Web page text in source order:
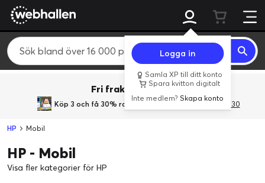
Logga in
Samla XP till ditt konto
Spara kvitton digitalt
Inte medlem?Skapa konto
Fri frakt över 800 kr.
Köp 3 och få 30% rabatt med rabattkoden 3Gives30
HP Mobil
HP - Mobil
Visa fler kategorier för HP